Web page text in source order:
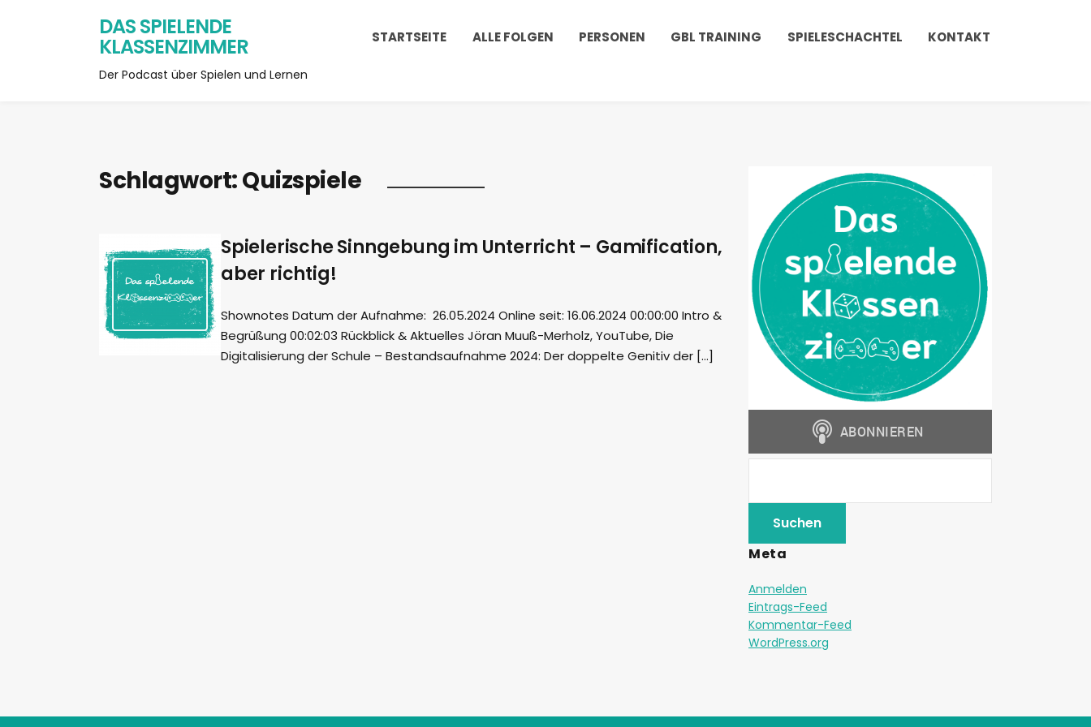
DAS SPIELENDE
KLASSENZIMMER
Der Podcast über Spielen und Lernen
STARTSEITE ALLE FOLGEN PERSONEN GBL TRAINING SPIELESCHACHTEL KONTAKT
Schlagwort:Quizspiele
Spielerische Sinngebung im Unterricht – Gamification,
aber richtig!
Shownotes Datum der Aufnahme: 26.05.2024 Online seit: 16.06.2024 00:00:00 Intro &
Begrüßung 00:02:03 Rückblick & Aktuelles Jöran Muuß-Merholz, YouTube, Die
Digitalisierung der Schule – Bestandsaufnahme 2024: Der doppelte Genitiv der […]
Meta
Anmelden
Eintrags-Feed
Kommentar-Feed
WordPress.org